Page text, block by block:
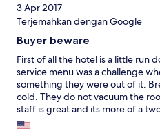
3 Apr 2017
Terjemahkan dengan Google
Buyer beware
First of all the hotel is a little run
service menu was a challenge
something they were out of it.
cold. They do not vacuum the
staff is great and its more of a
the pictures. I would not stay here